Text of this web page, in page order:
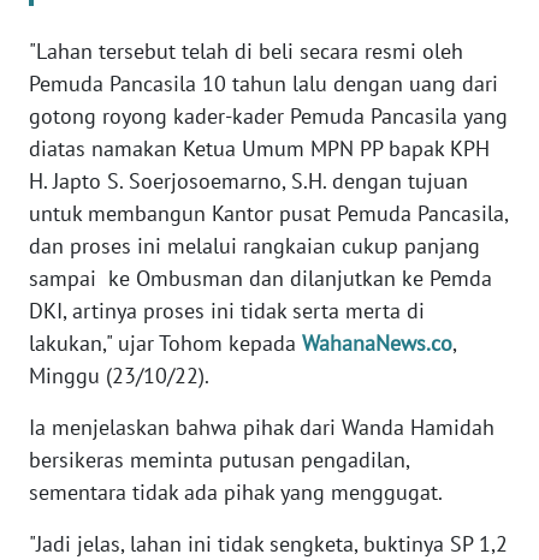
"Lahan tersebut telah di beli secara resmi oleh
Pemuda Pancasila 10 tahun lalu dengan uang dari
gotong royong kader-kader Pemuda Pancasila yang
diatas namakan Ketua Umum MPN PP bapak KPH
H. Japto S. Soerjosoemarno, S.H. dengan tujuan
untuk membangun Kantor pusat Pemuda Pancasila,
dan proses ini melalui rangkaian cukup panjang
sampai ke Ombusman dan dilanjutkan ke Pemda
DKI, artinya proses ini tidak serta merta di
lakukan," ujar Tohom kepada WahanaNews.co,
Minggu (23/10/22).
Ia menjelaskan bahwa pihak dari Wanda Hamidah
bersikeras meminta putusan pengadilan,
sementara tidak ada pihak yang menggugat.
"Jadi jelas, lahan ini tidak sengketa, buktinya SP 1,2
JAKARTA
JABAR
WN
BANTEN
WN
NTT
WN
KEPRI
WN
PAPUA
WN